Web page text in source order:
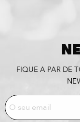
FIQUE A PAR DE